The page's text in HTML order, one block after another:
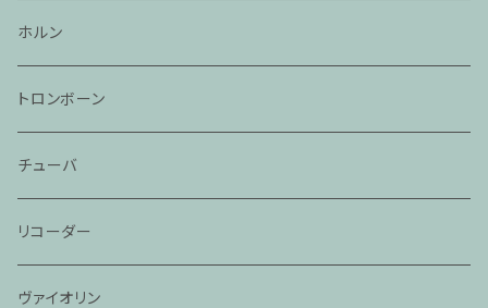
ホルン
トロンボーン
チューバ
リコーダー
ヴァイオリン